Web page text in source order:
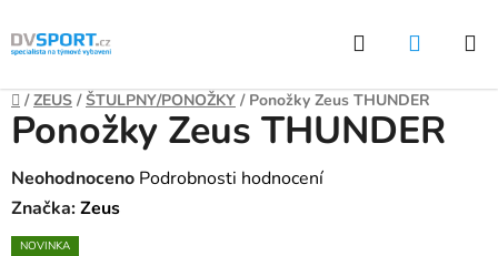
Přejít
na
Hledat
Domů
/ ZEUS / ŠTULPNY/PONOŽKY / Ponožky Zeus THUNDER
Ponožky Zeus THUNDER
Průměrné
hodnocení
produktu
Neohodnoceno Podrobnosti hodnocení
Značka:Zeus
NOVINKA